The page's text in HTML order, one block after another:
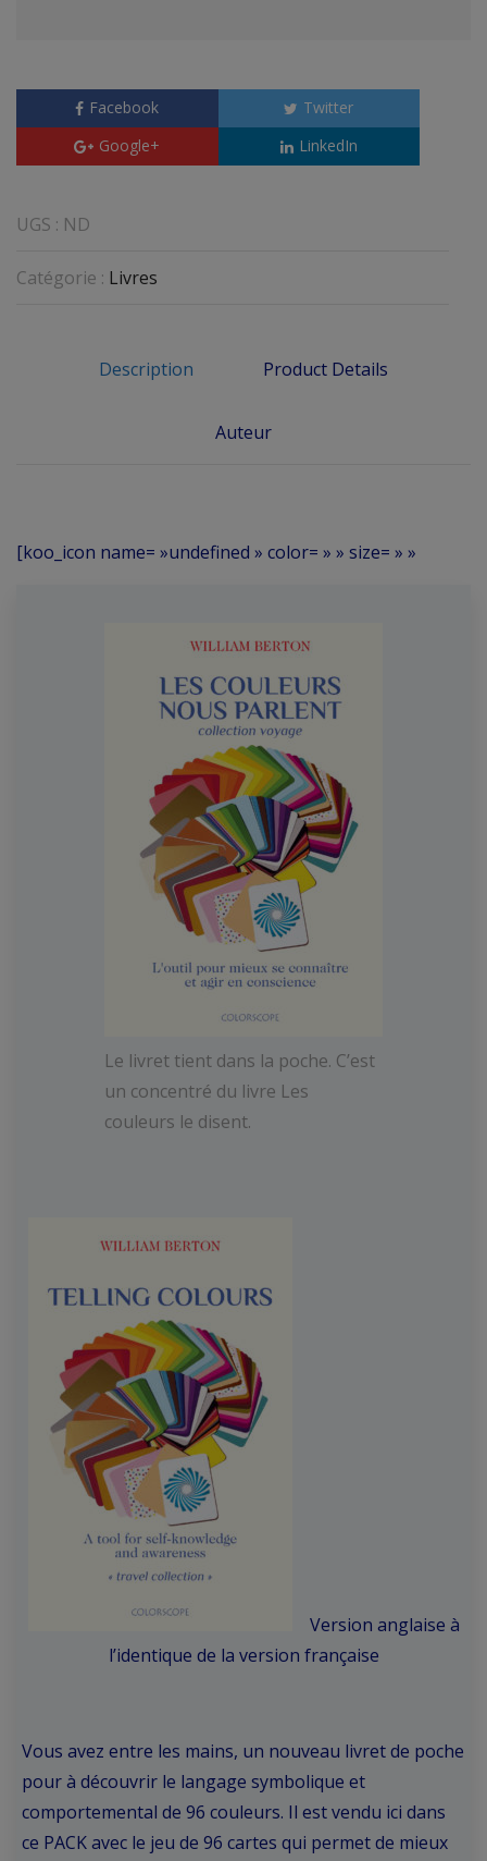
Facebook
Twitter
Google+
LinkedIn
UGS : ND
Catégorie : Livres
Description Product Details
Auteur
[koo_icon name= »undefined » color= » » size= » »
Le livret tient dans la poche. C’est
un concentré du livre Les
couleurs le disent.
Version anglaise à
l’identique de la version française
Vous avez entre les mains, un nouveau livret de poche
pour à découvrir le langage symbolique et
comportemental de 96 couleurs. Il est vendu ici dans
ce PACK avec le jeu de 96 cartes qui permet de mieux